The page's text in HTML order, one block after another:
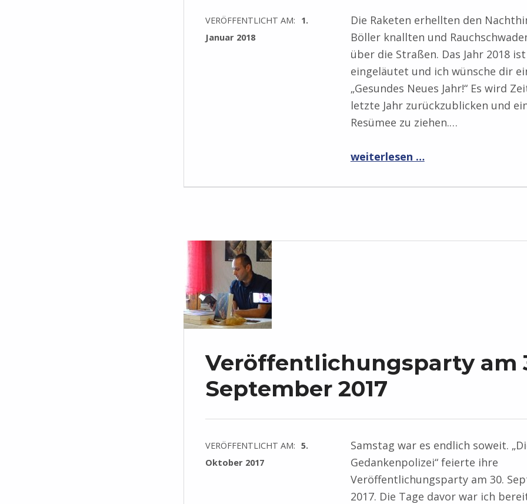
VERÖFFENTLICHT AM: 1.
Januar 2018
Die Raketen erhellten den
Böller knallten und
über die Straßen. Das Jahr 2018 ist
eingeläutet und ich wünsche dir
„Gesundes Neues Jahr!“ Es wird
letzte Jahr zurückzublicken und
Resümee zu ziehen.…
“Rückblick auf 2017”
weiterlesen …
Veröffentlichungsparty am
September 2017
VERÖFFENTLICHT AM: 5.
Oktober 2017
Samstag war es endlich soweit.
Gedankenpolizei“ feierte ihre
Veröffentlichungsparty am 30.
2017. Die Tage davor war ich